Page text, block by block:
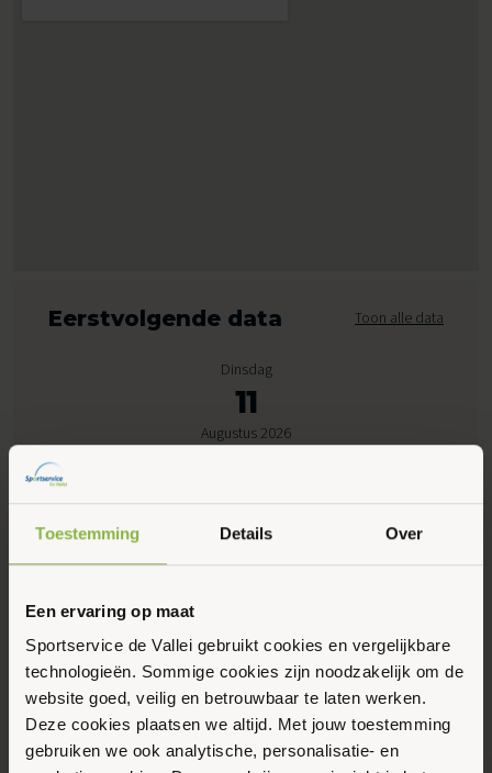
Toestemming Details Over
Een ervaring op maat
Sportservice de Vallei gebruikt cookies en vergelijkbare
technologieën. Sommige cookies zijn noodzakelijk om de
website goed, veilig en betrouwbaar te laten werken.
Deze cookies plaatsen we altijd. Met jouw toestemming
gebruiken we ook analytische, personalisatie- en
Eerstvolgende data Toon alle data
Dinsdag
11
Augustus 2026
08:00 - 08:45
Peppelensteeg 17, Ede
Maak favoriet
Gerelateerde activiteiten